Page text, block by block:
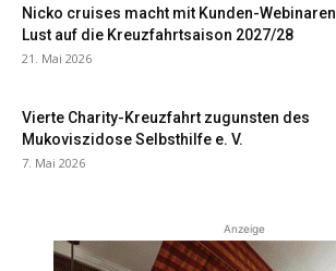
Nicko cruises macht mit Kunden-Webinaren
Lust auf die Kreuzfahrtsaison 2027/28
21. Mai 2026
Vierte Charity-Kreuzfahrt zugunsten des
Mukoviszidose Selbsthilfe e. V.
7. Mai 2026
Anzeige